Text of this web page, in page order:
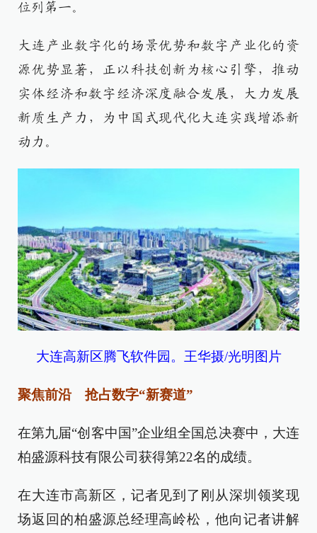
位列第一。
大连产业数字化的场景优势和数字产业化的资
源优势显著，正以科技创新为核心引擎，推动
实体经济和数字经济深度融合发展，大力发展
新质生产力，为中国式现代化大连实践增添新
动力。
大连高新区腾飞软件园。王华摄/光明图片
聚焦前沿 抢占数字“新赛道”
在第九届“创客中国”企业组全国总决赛中，大连
柏盛源科技有限公司获得第22名的成绩。
在大连市高新区，记者见到了刚从深圳领奖现
场返回的柏盛源总经理高岭松，他向记者讲解